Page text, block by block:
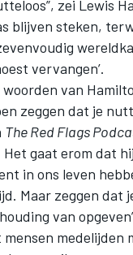
zei Lewis
blijven steken,
vervangen’.
van
zeggen dat je
The Red Flags
gaat erom dat
in ons leven
Maar zeggen
van
medelijden